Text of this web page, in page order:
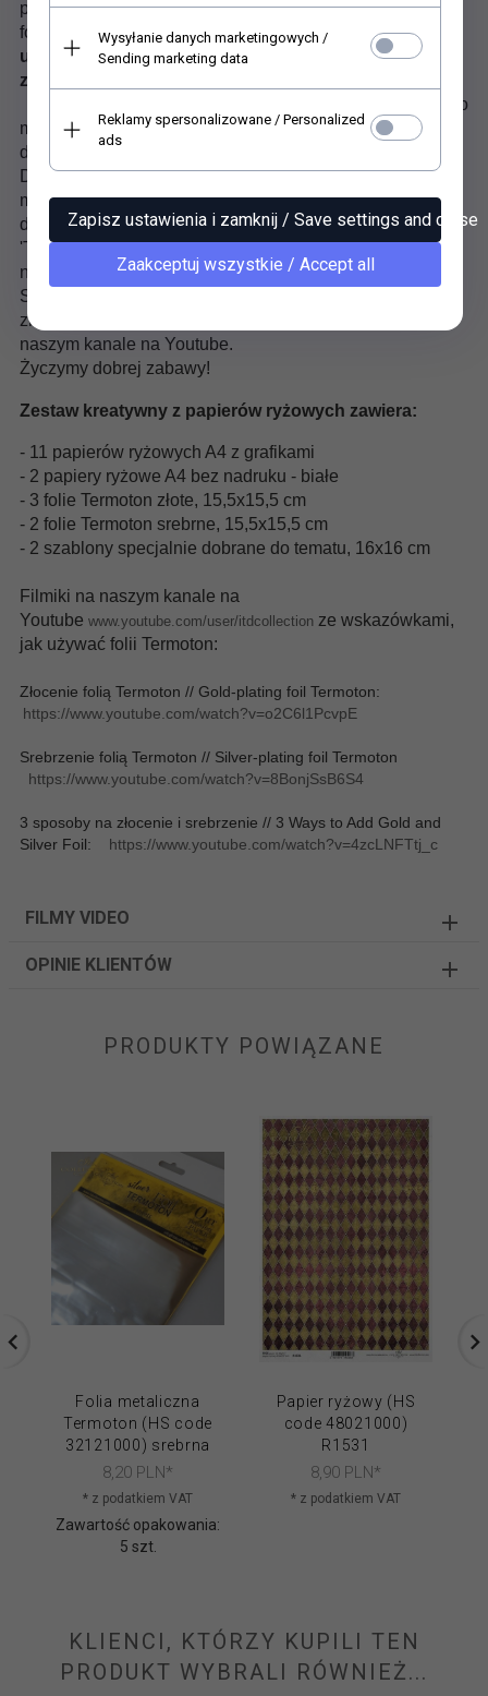
pomysł na ich zastosowanie i... zrobić użytek z papierów,
folii i szablonów.Gotowe pomysły i inspiracje
umieściliśmy w formie zdjęć na tylnej okładce
zestawu.
Poza papierami w każdym pakiecie są też 2 szablony do
malowania, nakładania past strukturalnych lub
do używania z folią Termoton (też w składzie zestawu).
Dzięki szablonom i przy pomocy kleju Magic można robić
miejscowe złocenia lub srebrzenia na zimno. Do zestawu
dołączyliśmy 3 folie metaliczne 'Termoton' złote i 2 folie
'Termoton' srebrne - oba kolory do klejenia na gorąco lub
na zimno. W naszym sklepie są też dostępne inne kolory.
Szczegóły dotyczące techniki klejenia folii Termoton
znajdziesz na naszych filmikach instruktażowych w
naszym kanale na Youtube.
Życzymy dobrej zabawy!
Zestaw kreatywny z papierów ryżowych zawiera:
- 11 papierów ryżowych A4 z grafikami
- 2 papiery ryżowe A4 bez nadruku - białe
- 3 folie Termoton złote, 15,5x15,5 cm
- 2 folie Termoton srebrne, 15,5x15,5 cm
- 2 szablony specjalnie dobrane do tematu, 16x16 cm
Filmiki na naszym kanale na
Youtube www.youtube.com/user/itdcollection ze wskazówkami,
jak używać folii Termoton:
Złocenie folią Termoton // Gold-plating foil Termoton:
https://www.youtube.com/watch?v=o2C6l1PcvpE
Srebrzenie folią Termoton // Silver-plating foil Termoton
https://www.youtube.com/watch?v=8BonjSsB6S4
3 sposoby na złocenie i srebrzenie // 3 Ways to Add Gold and
Silver Foil: https://www.youtube.com/watch?v=4zcLNFTtj_c
FILMY VIDEO
OPINIE KLIENTÓW
PRODUKTY POWIĄZANE
Folia metaliczna
Termoton (HS code
32121000) srebrna
8,20 PLN*
* z podatkiem VAT
Zawartość opakowania:
5 szt.
Papier ryżowy (HS
code 48021000)
R1531
8,90 PLN*
* z podatkiem VAT
KLIENCI, KTÓRZY KUPILI TEN
PRODUKT WYBRALI RÓWNIEŻ...
Wysyłanie danych marketingowych /
Sending marketing data
Reklamy spersonalizowane / Personalized
ads
Zapisz ustawienia i zamknij / Save settings and close
Zaakceptuj wszystkie / Accept all